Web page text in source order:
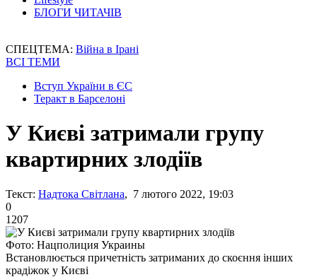
БЛОГИ ЧИТАЧІВ
СПЕЦТЕМА: Війна в Ірані
ВСІ ТЕМИ
Вступ України в ЄС
Теракт в Барселоні
У Києві затримали групу
квартирних злодіїв
Текст: Надтока Світлана, 7 лютого 2022, 19:03
0
1207
Фото: Нацполиция Украины
Встановлюється причетність затриманих до скоєння інших
крадіжок у Києві